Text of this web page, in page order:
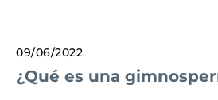
09/06/2022
¿Qué es una